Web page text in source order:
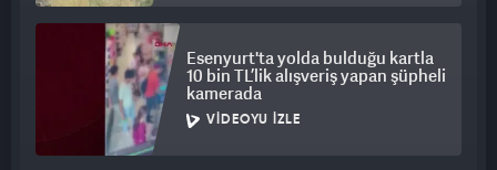
Esenyurt'ta yolda bulduğu kartla
10 bin TL’lik alışveriş yapan şüpheli
kamerada
VIDEOYU İZLE